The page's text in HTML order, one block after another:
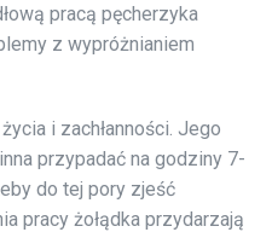
pracą pęcherzyka
z wypróżnianiem
i zachłanności. Jego
przypadać na godziny 7-
do tej pory zjeść
pracy żołądka przydarzają